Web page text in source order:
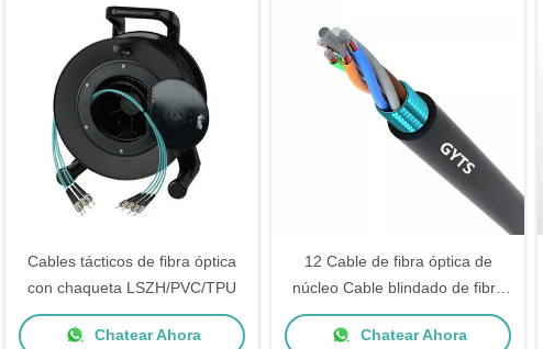
Cables tácticos de fibra óptica
con chaqueta LSZH/PVC/TPU
Chatear Ahora
12 Cable de fibra óptica de
núcleo Cable blindado de fibra
óptica para exteriores con fibra
G652D y cinta de acero
Chatear Ahora